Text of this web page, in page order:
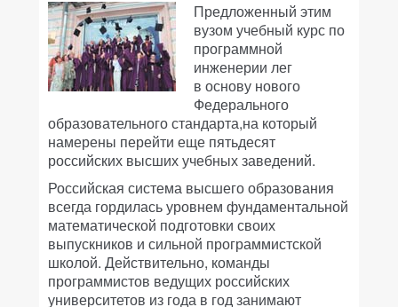
Предложенный этим
вузом учебный курс по
программной
инженерии лег
в основу нового
Федерального
образовательного стандарта,на который
намерены перейти еще пятьдесят
российских высших учебных заведений.
Российская система высшего образования
всегда гордилась уровнем фундаментальной
математической подготовки своих
выпускников и сильной программистской
школой. Действительно, команды
программистов ведущих российских
университетов из года в год занимают